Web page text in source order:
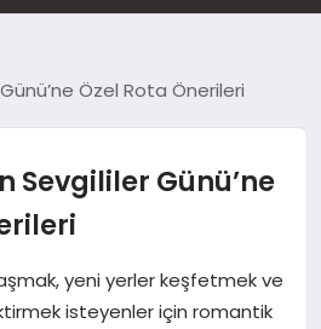
Özel Rota Önerileri
Sevgililer Günü’ne
yeni yerler keşfetmek ve
isteyenler için romantik